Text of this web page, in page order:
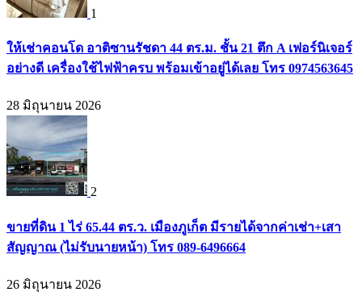
1
ให้เช่าคอนโด อาติซานรัชดา 44 ตร.ม. ชั้น 21 ตึก A เฟอร์นิเจอร์
อย่างดี เครื่องใช้ไฟฟ้าครบ พร้อมเข้าอยู่ได้เลย โทร 0974563645
28 มิถุนายน 2026
2
ขายที่ดิน 1 ไร่ 65.44 ตร.ว. เมืองภูเก็ต มีรายได้จากค่าเช่า+เสา
สัญญาณ (ไม่รับนายหน้า) โทร 089-6496664
26 มิถุนายน 2026